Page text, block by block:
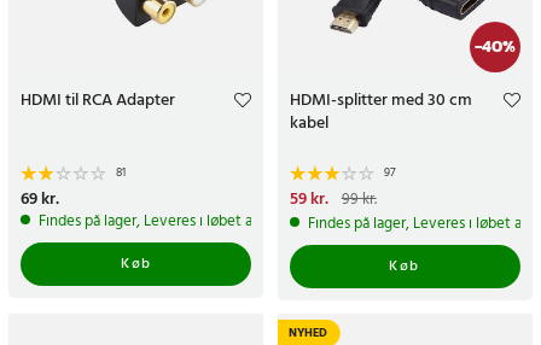
HDMI til RCA Adapter
81
Pris:69 kr.
69 kr.
Findes på lager, Leveres i løbet af 1-2 hverdage
Køb
-40%
HDMI-splitter med 30 cm
kabel
97
Nuværende pris
pris:99 kr.
59 kr. 99 kr.
Findes på lager, Leveres i løbet af
Køb
NYHED